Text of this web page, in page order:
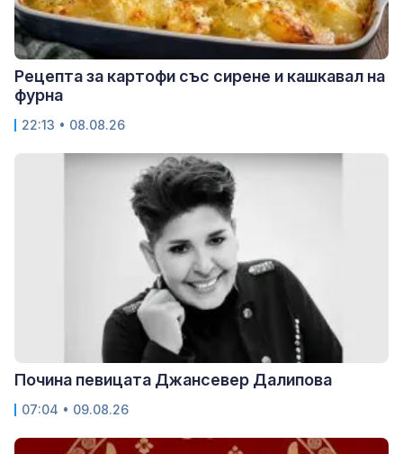
Рецепта за картофи със сирене и кашкавал на
фурна
22:13 • 08.08.26
Почина певицата Джансевер Далипова
07:04 • 09.08.26